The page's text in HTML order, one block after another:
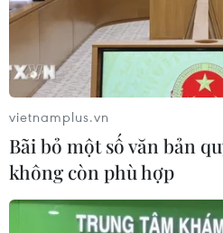
TIN CÙNG CHUYÊN
vietnamplus.vn
Bãi bỏ một số văn bản
không còn phù hợp